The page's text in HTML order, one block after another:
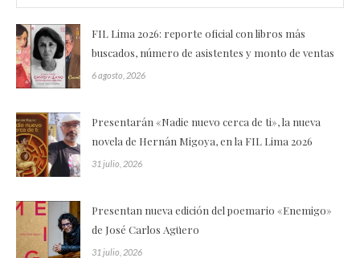
FIL Lima 2026: reporte oficial con libros más
buscados, número de asistentes y monto de ventas
6 agosto, 2026
Presentarán «Nadie nuevo cerca de ti», la nueva
novela de Hernán Migoya, en la FIL Lima 2026
31 julio, 2026
Presentan nueva edición del poemario «Enemigo»
de José Carlos Agüero
31 julio, 2026